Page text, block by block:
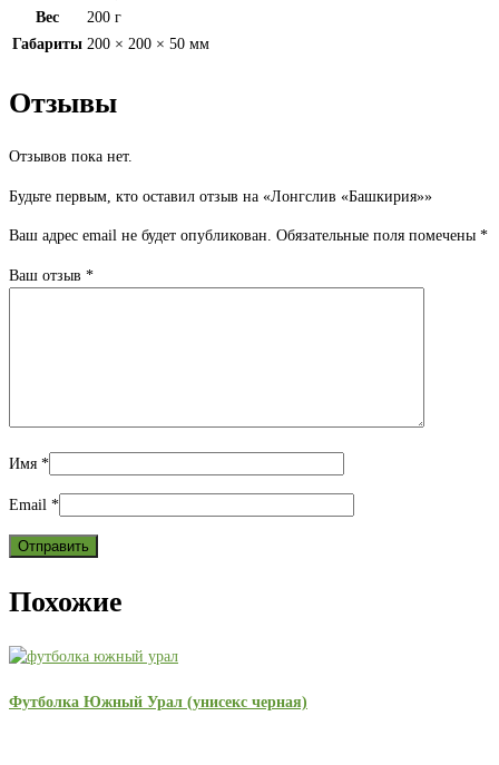
Вес
200 г
Габариты 200 × 200 × 50 мм
Отзывы
Отзывов пока нет.
Будьте первым, кто оставил отзыв на «Лонгслив «Башкирия»»
Ваш адрес email не будет опубликован. Обязательные поля помечены *
Ваш отзыв *
Имя *
Email *
Похожие
Футболка Южный Урал (унисекс черная)